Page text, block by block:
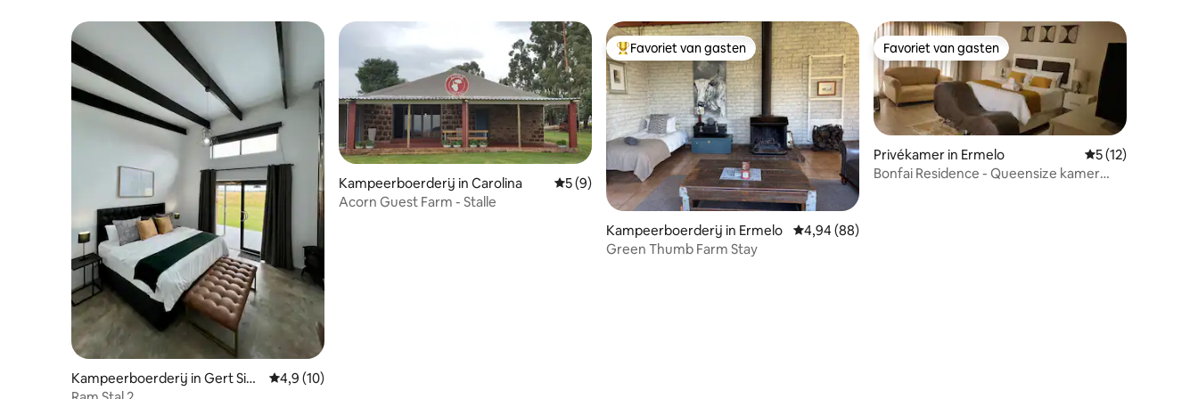
Kampeerboerderij in Gert Siba
nde District Municipality
Gemiddelde beoordeling van 4,9 uit 5, 10 recensies
4,9 (10)
Kampeerboerderij in Carolina Gemiddelde beoordeling van 5 uit 5, 9 recensies
5 (9)
Acorn Guest Farm - Stalle
Topfavoriet van gasten
Favoriet van gasten
Kampeerboerderij in Ermelo Gemiddelde beoordeling van 4,94 uit 5, 88 recensies
4,94 (88)
Green Thumb Farm Stay
Favoriet van gasten
Favoriet van gasten
Privékamer in Ermelo Gemiddelde
5 (12)
Bonfai Residence - Queensize kamer